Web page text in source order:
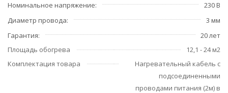
Номинальное напряжение
230 В
Диаметр провода
3 мм
Гарантия
20 лет
Площадь обогрева
12,1 - 24 м2
Комплектация товара
Нагревательный кабель с
подсоединенными
проводами питания (2м) в